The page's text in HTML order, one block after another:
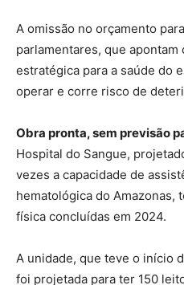
A omissão no orçamento
parlamentares, que apontam
estratégica para a saúde do
operar e corre risco de
Obra pronta, sem previsão
Hospital do Sangue,
vezes a capacidade de
hematológica do Amazonas,
física concluídas em 2024.
A unidade, que teve o início
foi projetada para ter 150